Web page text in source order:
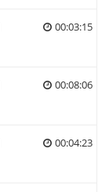
00:03:15
00:08:06
00:04:23